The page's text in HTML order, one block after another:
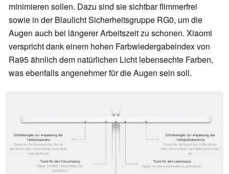
minimieren sollen. Dazu sind sie sichtbar flimmerfrei
sowie in der Blaulicht Sicherheitsgruppe RG0, um die
Augen auch bei längerer Arbeitszeit zu schonen. Xiaomi
verspricht dank einem hohen Farbwiedergabeindex von
Ra95 ähnlich dem natürlichen Licht lebensechte Farben,
was ebenfalls angenehmer für die Augen sein soll.